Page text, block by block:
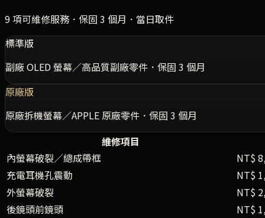
9項可維修服務．保固 3 個月．當日取件
標準版
副廠 OLED 螢幕／高品質副廠零件．保固 3 個月
原廠版
原廠拆機螢幕／APPLE 原廠零件．保固 3 個月
維修項目
內螢幕破裂／總成帶框
NT$
充電耳機孔震動
NT$
外螢幕破裂
NT$
後鏡頭前鏡頭
NT$